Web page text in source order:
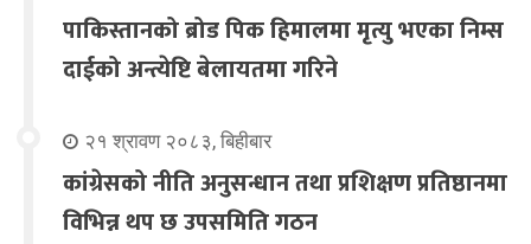
पाकिस्तानको ब्रोड पिक हिमालमा मृत्यु भएका निम्स
दाईको अन्त्येष्टि बेलायतमा गरिने
२१ श्रावण २०८३, बिहीबार
कांग्रेसको नीति अनुसन्धान तथा प्रशिक्षण प्रतिष्ठानमा
विभिन्न थप छ उपसमिति गठन